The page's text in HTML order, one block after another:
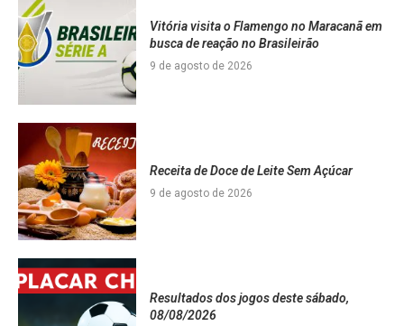
Vitória visita o Flamengo no Maracanã em
busca de reação no Brasileirão
9 de agosto de 2026
Receita de Doce de Leite Sem Açúcar
9 de agosto de 2026
Resultados dos jogos deste sábado,
08/08/2026